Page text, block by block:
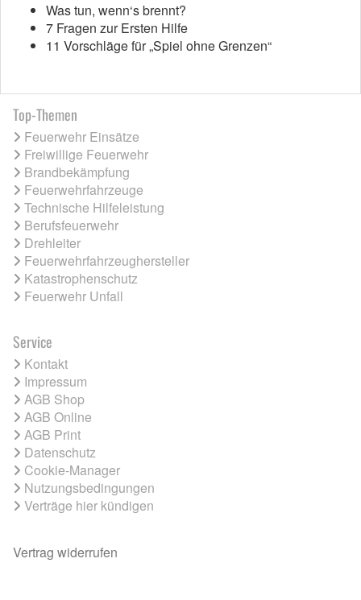
Was tun, wenn‘s brennt?
7 Fragen zur Ersten Hilfe
11 Vorschläge für „Spiel ohne Grenzen“
Top-Themen
Feuerwehr Einsätze
Freiwillige Feuerwehr
Brandbekämpfung
Feuerwehrfahrzeuge
Technische Hilfeleistung
Berufsfeuerwehr
Drehleiter
Feuerwehrfahrzeughersteller
Katastrophenschutz
Feuerwehr Unfall
Service
Kontakt
Impressum
AGB Shop
AGB Online
AGB Print
Datenschutz
Cookie-Manager
Nutzungsbedingungen
Verträge hier kündigen
Vertrag widerrufen